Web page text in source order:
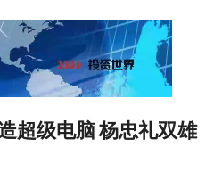
超级电脑 杨忠礼双雄